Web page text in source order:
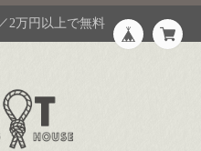
2万円以上で無料